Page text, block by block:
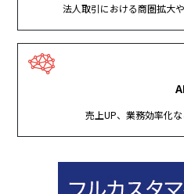
法人取引における商圏拡大
売上UP、業務効率化